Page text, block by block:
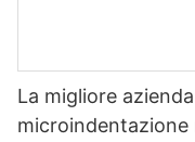
La migliore
microindentazione